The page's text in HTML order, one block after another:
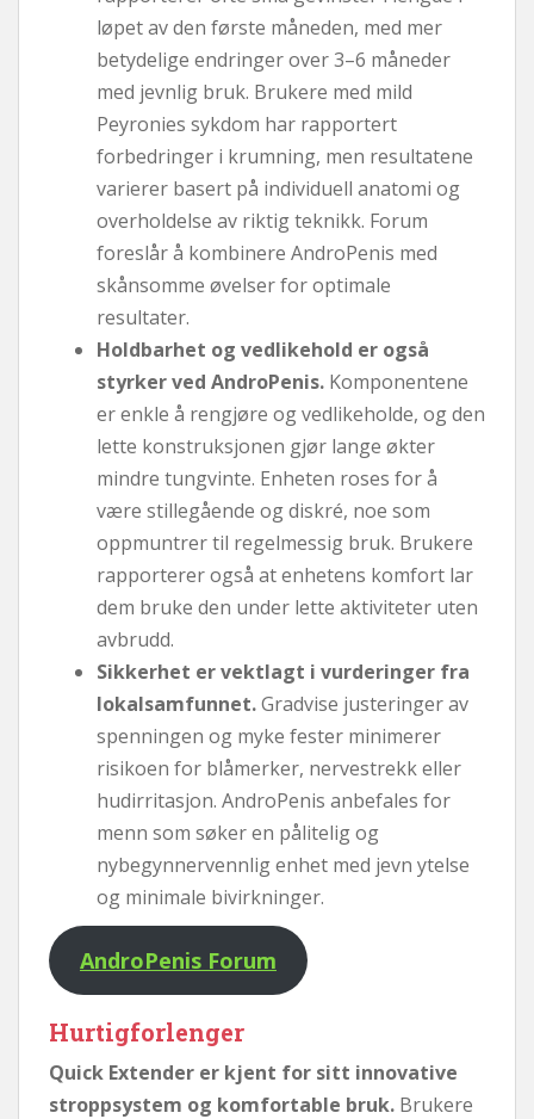
løpet av den første måneden, med mer
betydelige endringer over 3–6 måneder
med jevnlig bruk. Brukere med mild
Peyronies sykdom har rapportert
forbedringer i krumning, men resultatene
varierer basert på individuell anatomi og
overholdelse av riktig teknikk. Forum
foreslår å kombinere AndroPenis med
skånsomme øvelser for optimale
resultater.
Holdbarhet og vedlikehold er også
styrker ved AndroPenis. Komponentene
er enkle å rengjøre og vedlikeholde, og den
lette konstruksjonen gjør lange økter
mindre tungvinte. Enheten roses for å
være stillegående og diskré, noe som
oppmuntrer til regelmessig bruk. Brukere
rapporterer også at enhetens komfort lar
dem bruke den under lette aktiviteter uten
avbrudd.
Sikkerhet er vektlagt i vurderinger fra
lokalsamfunnet.Gradvise justeringer av
spenningen og myke fester minimerer
risikoen for blåmerker, nervestrekk eller
hudirritasjon. AndroPenis anbefales for
menn som søker en pålitelig og
nybegynnervennlig enhet med jevn ytelse
og minimale bivirkninger.
AndroPenis Forum
Hurtigforlenger
Quick Extender er kjent for sitt innovative
stroppsystem og komfortable bruk. Brukere